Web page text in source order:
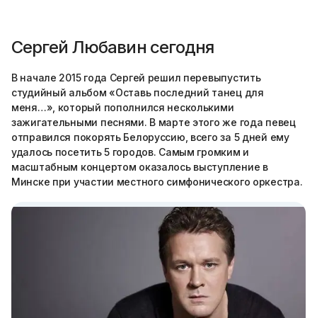
Сергей Любавин сегодня
В начале 2015 года Сергей решил перевыпустить
студийный альбом «Оставь последний танец для
меня…», который пополнился несколькими
зажигательными песнями. В марте этого же года певец
отправился покорять Белоруссию, всего за 5 дней ему
удалось посетить 5 городов. Самым громким и
масштабным концертом оказалось выступление в
Минске при участии местного симфонического оркестра.